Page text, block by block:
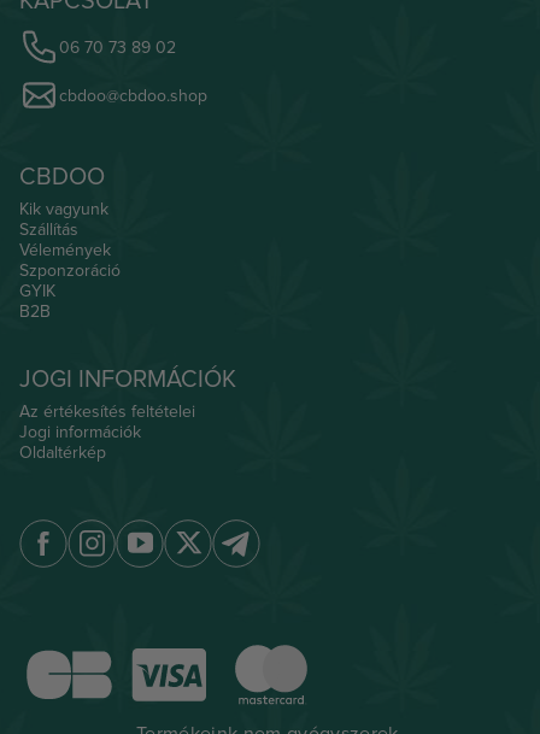
06 70 73 89 02
cbdoo@cbdoo.shop
CBDOO
Kik vagyunk
Szállítás
Vélemények
Szponzoráció
GYIK
B2B
JOGI INFORMÁCIÓK
Az értékesítés feltételei
Jogi információk
Oldaltérkép